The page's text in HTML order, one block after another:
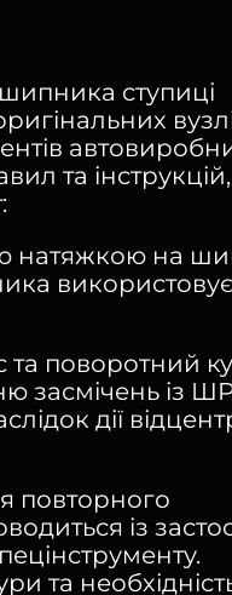
ступиці
та
натяжкою на
та поворотний
засмічень із
дії
повторного
із
та